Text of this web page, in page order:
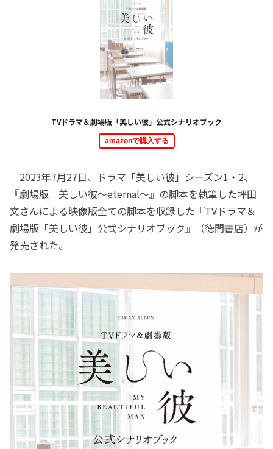
TVドラマ＆劇場版「美しい彼」公式シナリオブック
amazonで購入する
2023年7月27日、ドラマ「美しい彼」シーズン1・2、
『劇場版 美しい彼～eternal～』の脚本を執筆した坪田
文さんによる映像版全ての脚本を収録した『TVドラマ＆
劇場版「美しい彼」公式シナリオブック』（徳間書店）が
発売された。